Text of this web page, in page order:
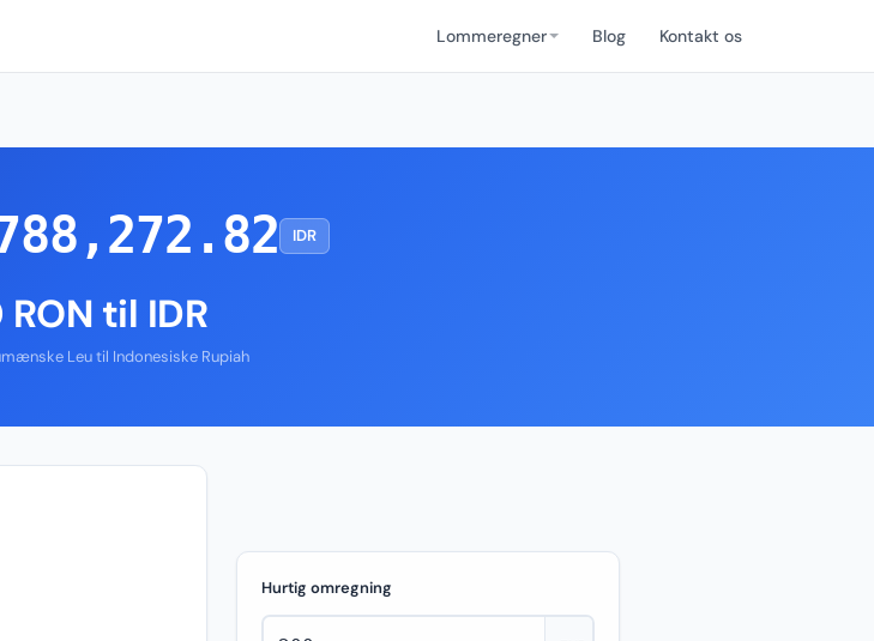
Lommeregner Blog Kontakt os
IDR
til IDR
Leu til Indonesiske Rupiah
Hurtig omregning